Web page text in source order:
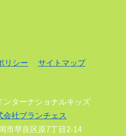
リシー サイトマップ
ンターナショナルキッズ
会社ブランチェス
市早良区原7丁目2-14